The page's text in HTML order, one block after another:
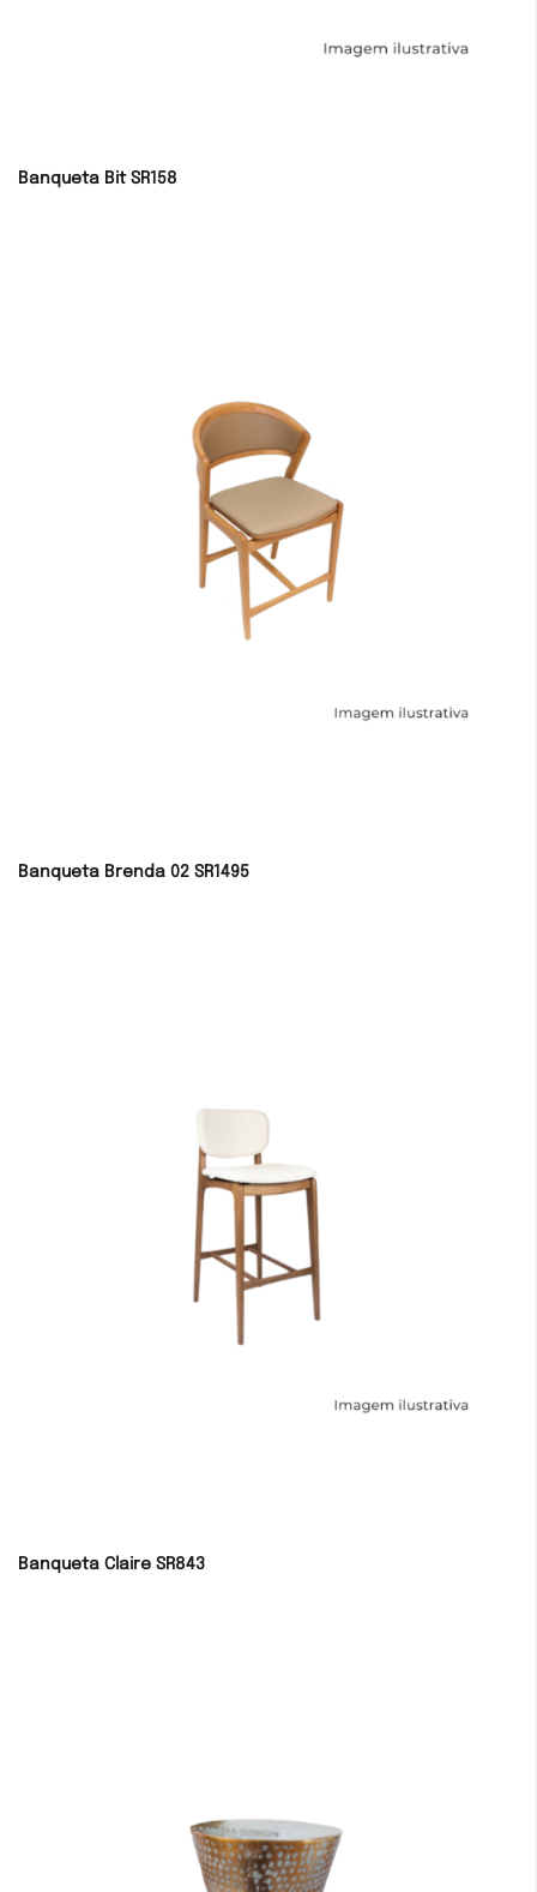
Banqueta Bit SR158
Banqueta Brenda 02 SR1495
Banqueta Claire SR843